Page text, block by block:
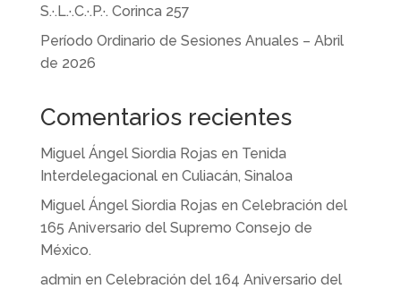
S.·.L.·.C.·.P.·. Corinca 257
Período Ordinario de Sesiones Anuales – Abril
de 2026
Comentarios recientes
Miguel Ángel Siordia Rojas en Tenida
Interdelegacional en Culiacán, Sinaloa
Miguel Ángel Siordia Rojas en Celebración del
165 Aniversario del Supremo Consejo de
México.
admin en Celebración del 164 Aniversario del